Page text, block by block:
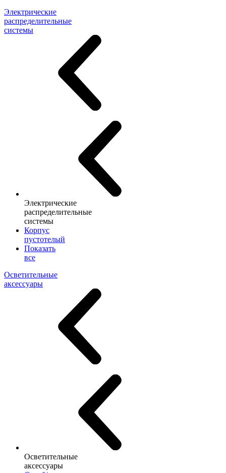
Электрические
распределительные
системы
Электрические
распределительные
системы
Корпус
пустотелый
Показать
все
Осветительные
аксессуары
Осветительные
аксессуары